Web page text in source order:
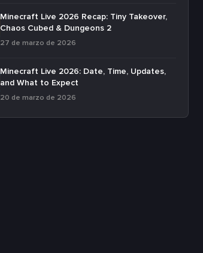
Minecraft Live 2026 Recap: Tiny Takeover,
Chaos Cubed & Dungeons 2
27 de marzo de 2026
Minecraft Live 2026: Date, Time, Updates,
and What to Expect
20 de marzo de 2026